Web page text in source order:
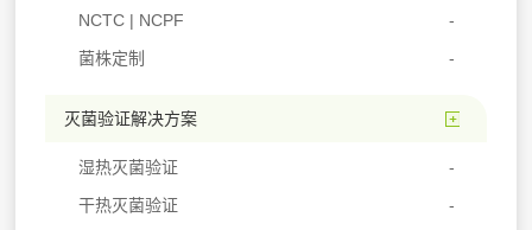
NCTC | NCPF
菌株定制
灭菌验证解决方案
湿热灭菌验证
干热灭菌验证